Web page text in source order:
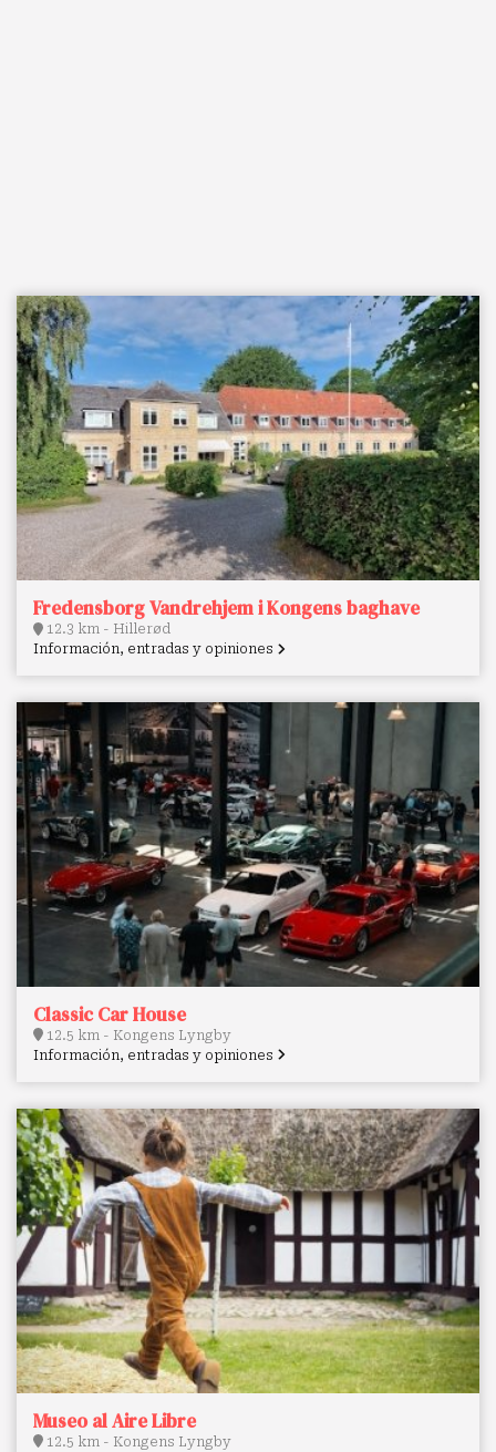
Fredensborg Vandrehjem i Kongens baghave
12.3 km - Hillerød
Información, entradas y opiniones
Classic Car House
12.5 km - Kongens Lyngby
Información, entradas y opiniones
Museo al Aire Libre
12.5 km - Kongens Lyngby